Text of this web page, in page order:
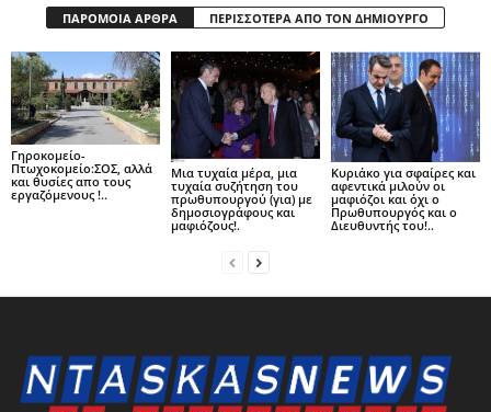
ΠΑΡΟΜΟΙΑ ΑΡΘΡΑ ΠΕΡΙΣΣΟΤΕΡΑ ΑΠΟ ΤΟΝ ΔΗΜΙΟΥΡΓΟ
Γηροκομείο-
Πτωχοκομείο:ΣΟΣ, αλλά
και θυσίες απο τους
εργαζόμενους !..
Μια τυχαία μέρα, μια
τυχαία συζήτηση του
πρωθυπουργού (για) με
δημοσιογράφους και
μαφιόζους!.
Kυριάκο για σφαίρες και
αφεντικά μιλούν οι
μαφιόζοι και όχι o
Πρωθυπουργός και o
Διευθυντής του!..